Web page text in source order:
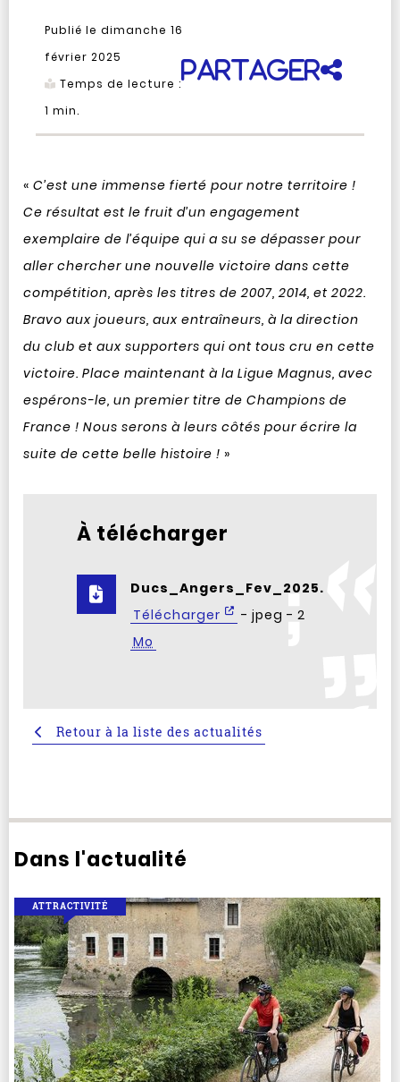
Publié le dimanche 16
février 2025
Temps de lecture :
1 min.
Partager
« C’est une immense fierté pour notre territoire !
Ce résultat est le fruit d’un engagement
exemplaire de l’équipe qui a su se dépasser pour
aller chercher une nouvelle victoire dans cette
compétition, après les titres de 2007, 2014, et 2022.
Bravo aux joueurs, aux entraîneurs, à la direction
du club et aux supporters qui ont tous cru en cette
victoire. Place maintenant à la Ligue Magnus, avec
espérons-le, un premier titre de Champions de
France ! Nous serons à leurs côtés pour écrire la
suite de cette belle histoire ! »
À télécharger
Ducs_Angers_Fev_2025.jpeg
Télécharger
- jpeg - 2
Mo
Retour à la liste des actualités
Dans l'actualité
ATTRACTIVITÉ